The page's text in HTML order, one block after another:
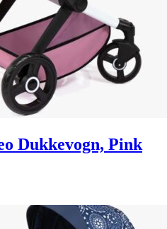
Dukkevogn, Pink